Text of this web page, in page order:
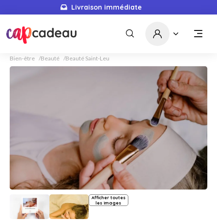
Livraison immédiate
Bien-être Beauté Beauté Saint-Leu
Afficher toutes
les images